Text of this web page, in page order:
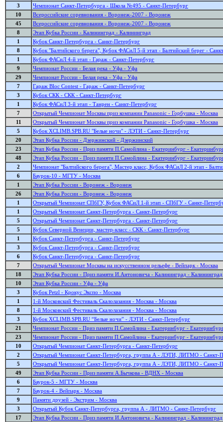
3
Чемпионат Санкт-Петербурга - Школа №495 - Санкт-Петербург
10
Всероссийские соревнования - Воронеж-2007 - Воронеж
45
Всероссийские соревнования - Воронеж-2007 - Воронеж
8
Этап Кубка России - Калининград - Калининград
1
Кубок Санкт-Петербурга - Санкт-Петербург
8
Кубок "Балтийского берега", Кубок ФАСиЛ 5-й этап - Балтийский берег -
1
Кубок ФАСиЛ 4-й этап - Гараж - Санкт-Петербург
9
Чемпионат России - Белая река - Уфа - Уфа
29
Чемпионат России - Белая река - Уфа - Уфа
7
Гараж Bloc Contest - Гараж - Санкт-Петербург
3
Кубок СКК - СКК - Санкт-Петербург
1
Кубок ФАСиЛ 3-й этап - Танрен - Санкт-Петербург
7
Открытый Чемпионат Москвы приз компании Panasonic - Горбушка - Москва
11
Открытый Чемпионат Москвы приз компании Panasonic - Горбушка - Москва
5
Кубок XCLIMB.SPB.RU "Белые ночи" - ЛЭТИ - Санкт-Петербург
20
Этап Кубка России - Дзержинский - Дзержинский
23
Этап Кубка России - Приз памяти П.Самойлина - Екатеринбург -
48
Этап Кубка России - Приз памяти П.Самойлина - Екатеринбург -
2
Чемпионат "Балтийского берега", Мастер класс, Кубок ФАСиЛ 2-й этап -
6
Баурок-10 - МГТУ - Москва
1
Этап Кубка России - Воронеж - Воронеж
26
Этап Кубка России - Воронеж - Воронеж
1
Открытый Чемпионат СПбГУ, Кубок ФАСиЛ 1-й этап - СПбГУ - Санкт-
1
Открытый Чемпионат Санкт-Петербурга - Санкт-Петербург
5
Открытый Чемпионат Санкт-Петербурга - Санкт-Петербург
5
Кубок Северной Венеции, мастер-класс - СКК - Санкт-Петербург
1
Кубок Санкт-Петербурга - Санкт-Петербург
3
Кубок Санкт-Петербурга - Санкт-Петербург
6
Кубок Санкт-Петербурга - Санкт-Петербург
7
Открытый Чемпионат Москвы на искусственном рельефе - Вейпарк - Москва
18
Этап Кубка России - Приз памяти И.Антоновича - Калининград - Калининград
10
Этап Кубка России - Уфа - Уфа
3
Кубок Petzl - Крокус Экспо - Москва
1
1-й Московский Фестиваль Скалолазания - Москва - Москва
8
1-й Московский Фестиваль Скалолазания - Москва - Москва
3
Кубок XCLIMB.SPB.RU “Белые ночи” - ЛЭТИ - Санкт-Петербург
21
Чемпионат России - Приз памяти П.Самойлина - Екатеринбург -
23
Чемпионат России - Приз памяти П.Самойлина - Екатеринбург -
10
Открытый Чемпионат Санкт-Петербурга - Санкт-Петербург
2
Открытый Чемпионат Санкт-Петербурга, группа А - ЛЭТИ, ЛИТМО - Санкт-
5
Открытый Чемпионат Санкт-Петербурга, группа А - ЛЭТИ, ЛИТМО - Санкт-
49
Этап Кубка России - Приз памяти А.Бычкова - ВДНХ - Москва
6
Баурок-5 - МГТУ - Москва
7
Баурок-4 - Вейпарк - Москва
9
Памяти друзей - Экстрим - Москва
3
Открытый Кубок Санкт-Петербурга, группа А - ЛИТМО - Санкт-Петербург
17
Этап Кубка России - Приз памяти И.Антоновича - Калининград - Калининград